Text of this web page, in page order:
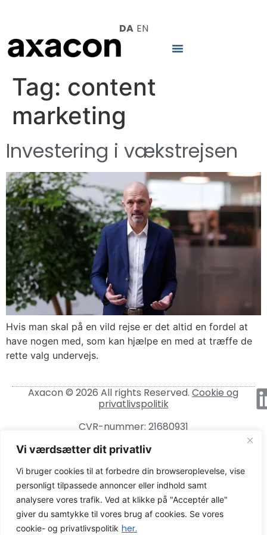
Vi værdsætter dit privatliv
Vi bruger cookies til at forbedre din browseroplevelse, vise
personligt tilpassede annoncer eller indhold samt
analysere vores trafik. Ved at klikke på "Acceptér alle"
giver du samtykke til vores brug af cookies. Se vores
cookie- og privatlivspolitik her.
DA EN
Tag: content
marketing
Investering i vækstrejsen
Hvis man skal på en vild rejse er det altid en fordel at
have nogen med, som kan hjælpe en med at træffe de
rette valg undervejs.
Axacon © 2026 All rights Reserved.Cookie og
privatlivspolitik
CVR-nummer: 21680931